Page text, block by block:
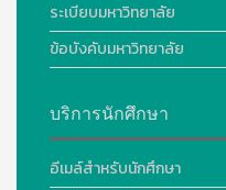
ระเบียบมหาวิทยาลัย
ข้อบังคับมหาวิทยาลัย
บริการนักศึกษา
อีเมล์สำหรับนักศึกษา